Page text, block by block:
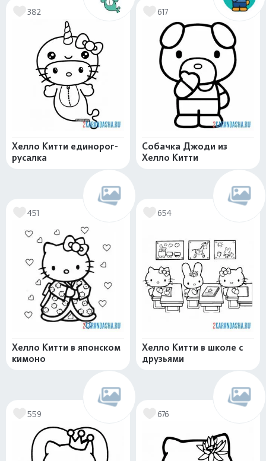
382
Хелло Китти единорог-
русалка
617
Собачка Джоди из
Хелло Китти
451
Хелло Китти в японском
кимоно
654
Хелло Китти в школе с
друзьями
559 676